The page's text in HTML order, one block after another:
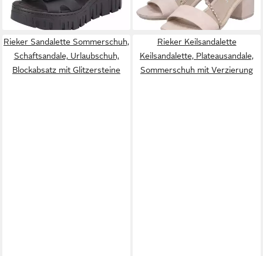
Rieker Sandalette Sommerschuh,
Schaftsandale, Urlaubschuh,
Blockabsatz mit Glitzersteine
Rieker Keilsandalette
Keilsandalette, Plateausandale,
Sommerschuh mit Verzierung